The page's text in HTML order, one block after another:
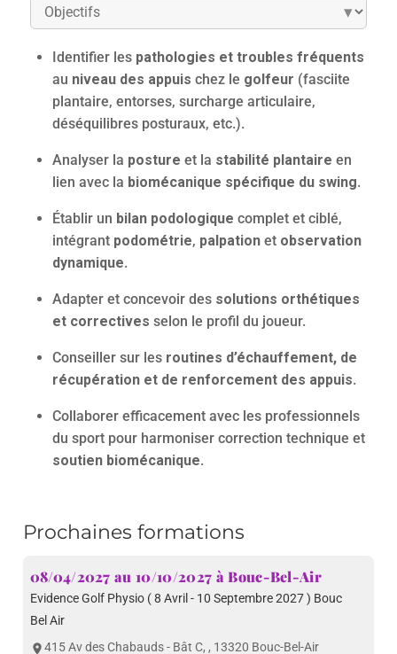
▾
Identifier les pathologies et troubles fréquents
au niveau des appuis chez le golfeur (fasciite
plantaire, entorses, surcharge articulaire,
déséquilibres posturaux, etc.).
Analyser la posture et la stabilité plantaire en
lien avec la biomécanique spécifique du swing.
Établir un bilan podologique complet et ciblé,
intégrant podométrie, palpation et observation
dynamique.
Adapter et concevoir des solutions orthétiques
et correctives selon le profil du joueur.
Conseiller sur les routines d’échauffement, de
récupération et de renforcement des appuis.
Collaborer efficacement avec les professionnels
du sport pour harmoniser correction technique et
soutien biomécanique.
Prochaines formations
08/04/2027 au 10/10/2027 à Bouc-Bel-Air
Evidence Golf Physio ( 8 Avril - 10 Septembre 2027 ) Bouc
Bel Air
room415 Av des Chabauds - Bât C, , 13320 Bouc-Bel-Air